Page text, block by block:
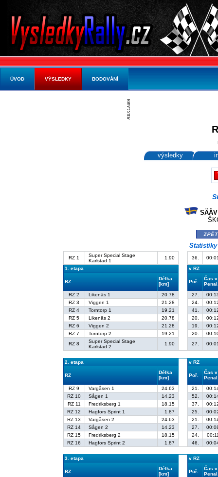
výsledky
RZ 1
Super Special Stage
Karlstad 1
1.90 36.
1. etapa
v RZ
RZ
Délka
[km]
Poř.
Čas v
RZ 2
Likenäs 1 20.78 27.
RZ 3
Viggen 1 21.28 24.
RZ 4
Torntorp 1 19.21 41.
RZ 5
Likenäs 2 20.78 20.
RZ 6
Viggen 2 21.28 19.
RZ 7
Torntorp 2 19.21 20.
RZ 8
Super Special Stage
Karlstad 2
1.90 27.
2. etapa v RZ
RZ
Délka
[km]
Poř.
Čas v
RZ 9
Vargåsen 1 24.63 21.
RZ 10
Sågen 1 14.23 52.
RZ 11
Fredriksberg 1 18.15 37.
RZ 12
Hagfors Sprint 1 1.87 25.
RZ 13
Vargåsen 2 24.63 21.
RZ 14
Sågen 2 14.23 27.
RZ 15
Fredriksberg 2 18.15 24.
RZ 16
Hagfors Sprint 2 1.87 46.
3. etapa v RZ
RZ
Délka
[km]
Poř.
Čas v
ÚVOD VÝSLEDKY BODOVÁNÍ